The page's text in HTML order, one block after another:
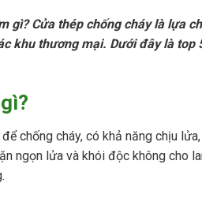
gì? Cửa thép chống cháy là lựa
khu thương mại. Dưới đây là
chống cháy, có khả năng chịu
ngọn lửa và khói độc không cho